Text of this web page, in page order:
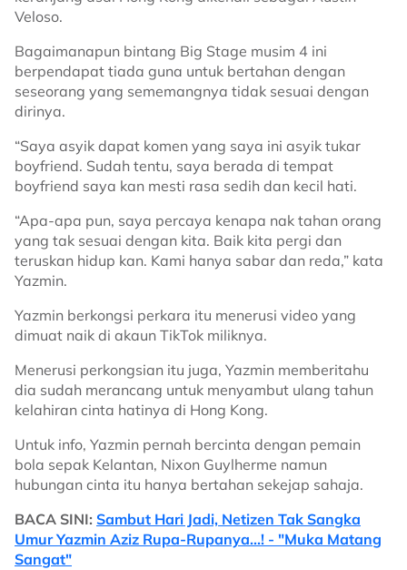
Veloso.
Bagaimanapun bintang Big Stage musim 4 ini
berpendapat tiada guna untuk bertahan dengan
seseorang yang sememangnya tidak sesuai dengan
dirinya.
“Saya asyik dapat komen yang saya ini asyik tukar
boyfriend. Sudah tentu, saya berada di tempat
boyfriend saya kan mesti rasa sedih dan kecil hati.
“Apa-apa pun, saya percaya kenapa nak tahan orang
yang tak sesuai dengan kita. Baik kita pergi dan
teruskan hidup kan. Kami hanya sabar dan reda,” kata
Yazmin.
Yazmin berkongsi perkara itu menerusi video yang
dimuat naik di akaun TikTok miliknya.
Menerusi perkongsian itu juga, Yazmin memberitahu
dia sudah merancang untuk menyambut ulang tahun
kelahiran cinta hatinya di Hong Kong.
Untuk info, Yazmin pernah bercinta dengan pemain
bola sepak Kelantan, Nixon Guylherme namun
hubungan cinta itu hanya bertahan sekejap sahaja.
BACA SINI: Sambut Hari Jadi, Netizen Tak Sangka
Umur Yazmin Aziz Rupa-Rupanya...! - "Muka Matang
Sangat"